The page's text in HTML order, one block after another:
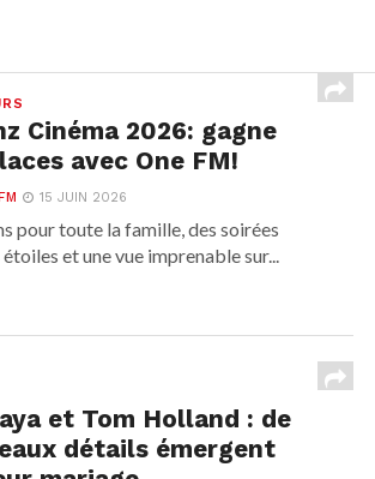
Cinéma 2026: gagne
avec One FM!
15 JUIN 2026
pour toute la famille, des soirées
étoiles et une vue imprenable sur...
et Tom Holland : de
détails émergent